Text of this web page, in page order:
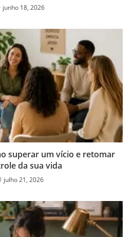
junho 18, 2026
superar um vício e retomar
da sua vida
julho 21, 2026